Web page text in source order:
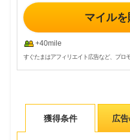
マイル
+40mile
すぐたまはアフィリエイト広告など、プロ
獲得条件 広